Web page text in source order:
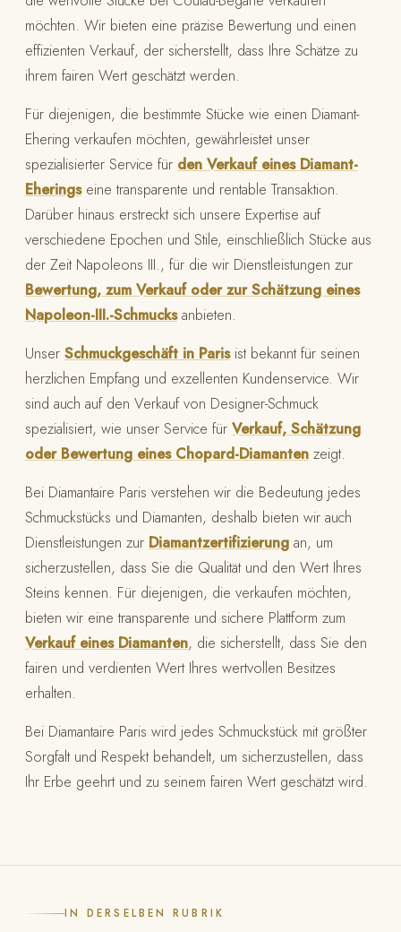
möchten. Wir bieten eine präzise Bewertung und einen
effizienten Verkauf, der sicherstellt, dass Ihre Schätze zu
ihrem fairen Wert geschätzt werden.
Für diejenigen, die bestimmte Stücke wie einen Diamant-
Ehering verkaufen möchten, gewährleistet unser
spezialisierter Service für den Verkauf eines Diamant-
Eheringseine transparente und rentable Transaktion.
Darüber hinaus erstreckt sich unsere Expertise auf
verschiedene Epochen und Stile, einschließlich Stücke aus
der Zeit Napoleons III., für die wir Dienstleistungen zur
Bewertung, zum Verkauf oder zur Schätzung eines
Napoleon-III.-Schmucksanbieten.
Unser Schmuckgeschäft in Parisist bekannt für seinen
herzlichen Empfang und exzellenten Kundenservice. Wir
sind auch auf den Verkauf von Designer-Schmuck
spezialisiert, wie unser Service für Verkauf, Schätzung
oder Bewertung eines Chopard-Diamanten zeigt.
Bei Diamantaire Paris verstehen wir die Bedeutung jedes
Schmuckstücks und Diamanten, deshalb bieten wir auch
Dienstleistungen zur Diamantzertifizierung an, um
sicherzustellen, dass Sie die Qualität und den Wert Ihres
Steins kennen. Für diejenigen, die verkaufen möchten,
bieten wir eine transparente und sichere Plattform zum
Verkauf eines Diamanten, die sicherstellt, dass Sie den
fairen und verdienten Wert Ihres wertvollen Besitzes
erhalten.
Bei Diamantaire Paris wird jedes Schmuckstück mit größter
Sorgfalt und Respekt behandelt, um sicherzustellen, dass
Ihr Erbe geehrt und zu seinem fairen Wert geschätzt wird.
IN DERSELBEN RUBRIK